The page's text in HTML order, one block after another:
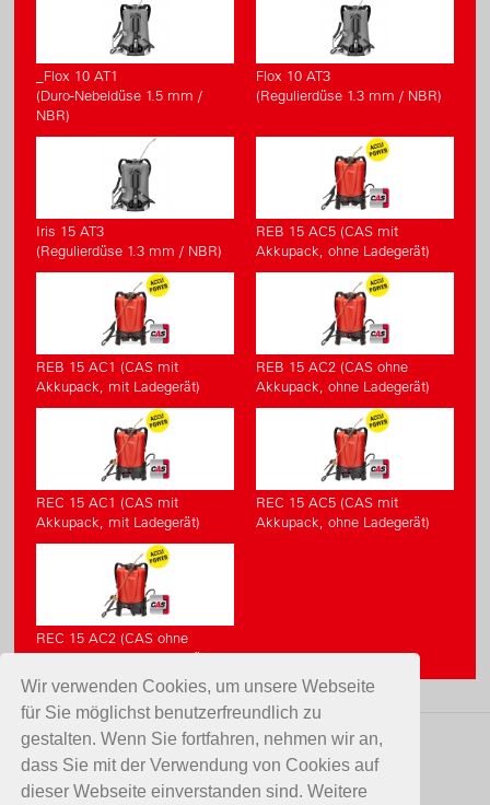
Wir verwenden Cookies, um unsere Webseite
für Sie möglichst benutzerfreundlich zu
gestalten. Wenn Sie fortfahren, nehmen wir an,
dass Sie mit der Verwendung von Cookies auf
dieser Webseite einverstanden sind. Weitere
_Flox 10 AT1
(Duro-Nebeldüse 1.5 mm /
NBR)
Flox 10 AT3
(Regulierdüse 1.3 mm / NBR)
Iris 15 AT3
(Regulierdüse 1.3 mm / NBR)
REB 15 AC5 (CAS mit
Akkupack, ohne Ladegerät)
REB 15 AC1 (CAS mit
Akkupack, mit Ladegerät)
REB 15 AC2 (CAS ohne
Akkupack, ohne Ladegerät)
REC 15 AC1 (CAS mit
Akkupack, mit Ladegerät)
REC 15 AC5 (CAS mit
Akkupack, ohne Ladegerät)
REC 15 AC2 (CAS ohne
Akkupack, ohne Ladegerät)
KONTAKT